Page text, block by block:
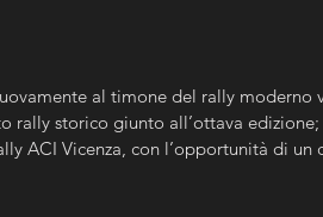
al timone del rally moderno
rally storico giunto all’ottava
ACI Vicenza, con l’opportunità di un